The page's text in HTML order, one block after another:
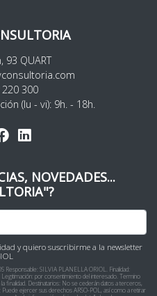
93 QUART
220 300
(lu - vi): 9h. - 18h.
NOVEDADES...
y quiero suscribirme a la newsletter
Responsable: SILVIA PLANELLA ORIOL. Finalidad:
por consentimiento del interesado. Termino
finalidad. Destinatarios: No se cederán datos a terceros,
ejercer sus derechos ARSO-POL, así como a retirar